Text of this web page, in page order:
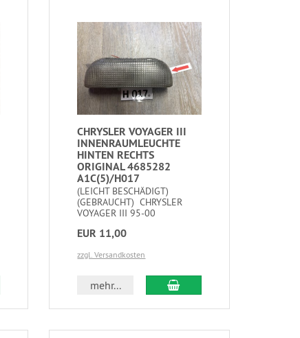
CHRYSLER VOYAGER III
INNENRAUMLEUCHTE
HINTEN RECHTS
ORIGINAL 4685282
A1C(5)/H017
(LEICHT BESCHÄDIGT)
(GEBRAUCHT) CHRYSLER
VOYAGER III 95-00
EUR 11,00
zzgl. Versandkosten
mehr...